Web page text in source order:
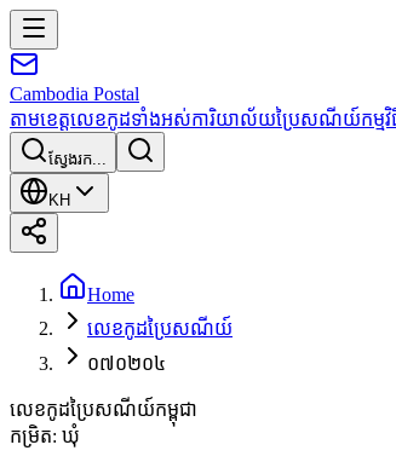
Cambodia Postal
តាមខេត្តលេខកូដទាំងអស់ការិយាល័យប្រៃសណីយ៍កម្ម
ស្វែងរក...
KH
Home
លេខកូដប្រៃសណីយ៍
០៧០២០៤
លេខកូដប្រៃសណីយ៍កម្ពុជា
កម្រិត: ឃុំ